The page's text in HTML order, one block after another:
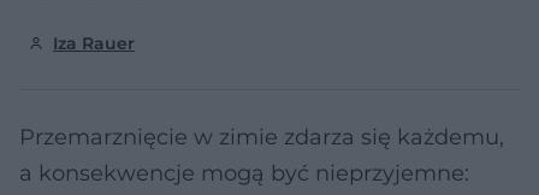
Iza Rauer
Przemarznięcie w zimie zdarza się każdemu,
a konsekwencje mogą być nieprzyjemne: